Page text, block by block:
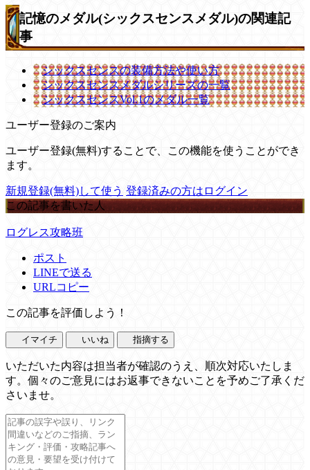
記憶のメダル(シックスセンスメダル)の関連記
事
シックスセンスの装備方法や使い方
シックスセンスメダルシリーズの一覧
シックスセンスVol.1のメダル一覧
ユーザー登録のご案内
ユーザー登録(無料)することで、この機能を使うことができ
ます。
新規登録(無料)して使う 登録済みの方はログイン
この記事を書いた人
ログレス攻略班
ポスト
LINEで送る
URLコピー
この記事を評価しよう！
イマイチ いいね 指摘する
いただいた内容は担当者が確認のうえ、順次対応いたしま
す。個々のご意見にはお返事できないことを予めご了承くだ
さいませ。